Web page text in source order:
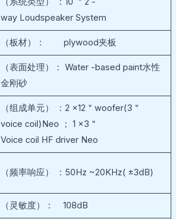
way Loudspeaker System
（板材）： plywood夹板
（表面处理）： Water -based paint水性
金刚砂
（组成单元） ：2 ×12＂woofer(3＂
voice coil)Neo ； 1 ×3＂
Voice coil HF driver Neo
（频率响应） ：50Hz ~20KHz( ±3dB)
（灵敏度）： 108dB